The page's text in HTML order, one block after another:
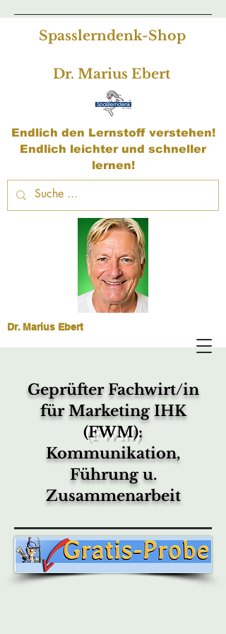
Spasslerndenk-Shop
Dr. Marius Ebert
Endlich den Lernstoff verstehen!
Endlich leichter und schneller
lernen!
Dr. Marius Ebert
Geprüfter Fachwirt/in
fürMarketing IHK
(FWM):
Kommunikation,
Führung u.
Zusammenarbeit